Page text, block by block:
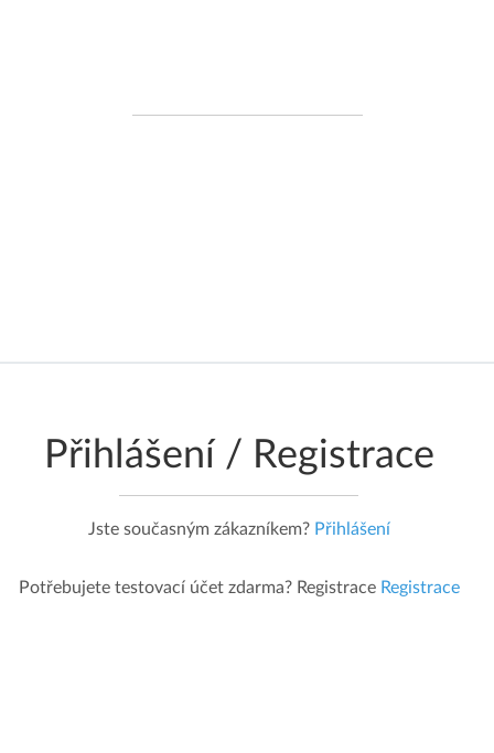
Přihlášení / Registrace
Jste současným zákazníkem? Přihlášení
Potřebujete testovací účet zdarma? Registrace Registrace